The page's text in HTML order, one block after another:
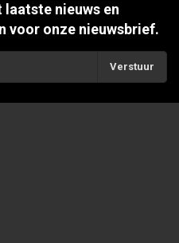
nieuws en
voor onze nieuwsbrief.
Verstuur